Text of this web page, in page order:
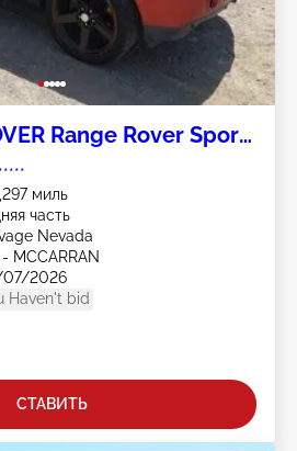
Range Rover Sport
миль
часть
Nevada
MCCARRAN
2026
Haven't bid
СТАВИТЬ